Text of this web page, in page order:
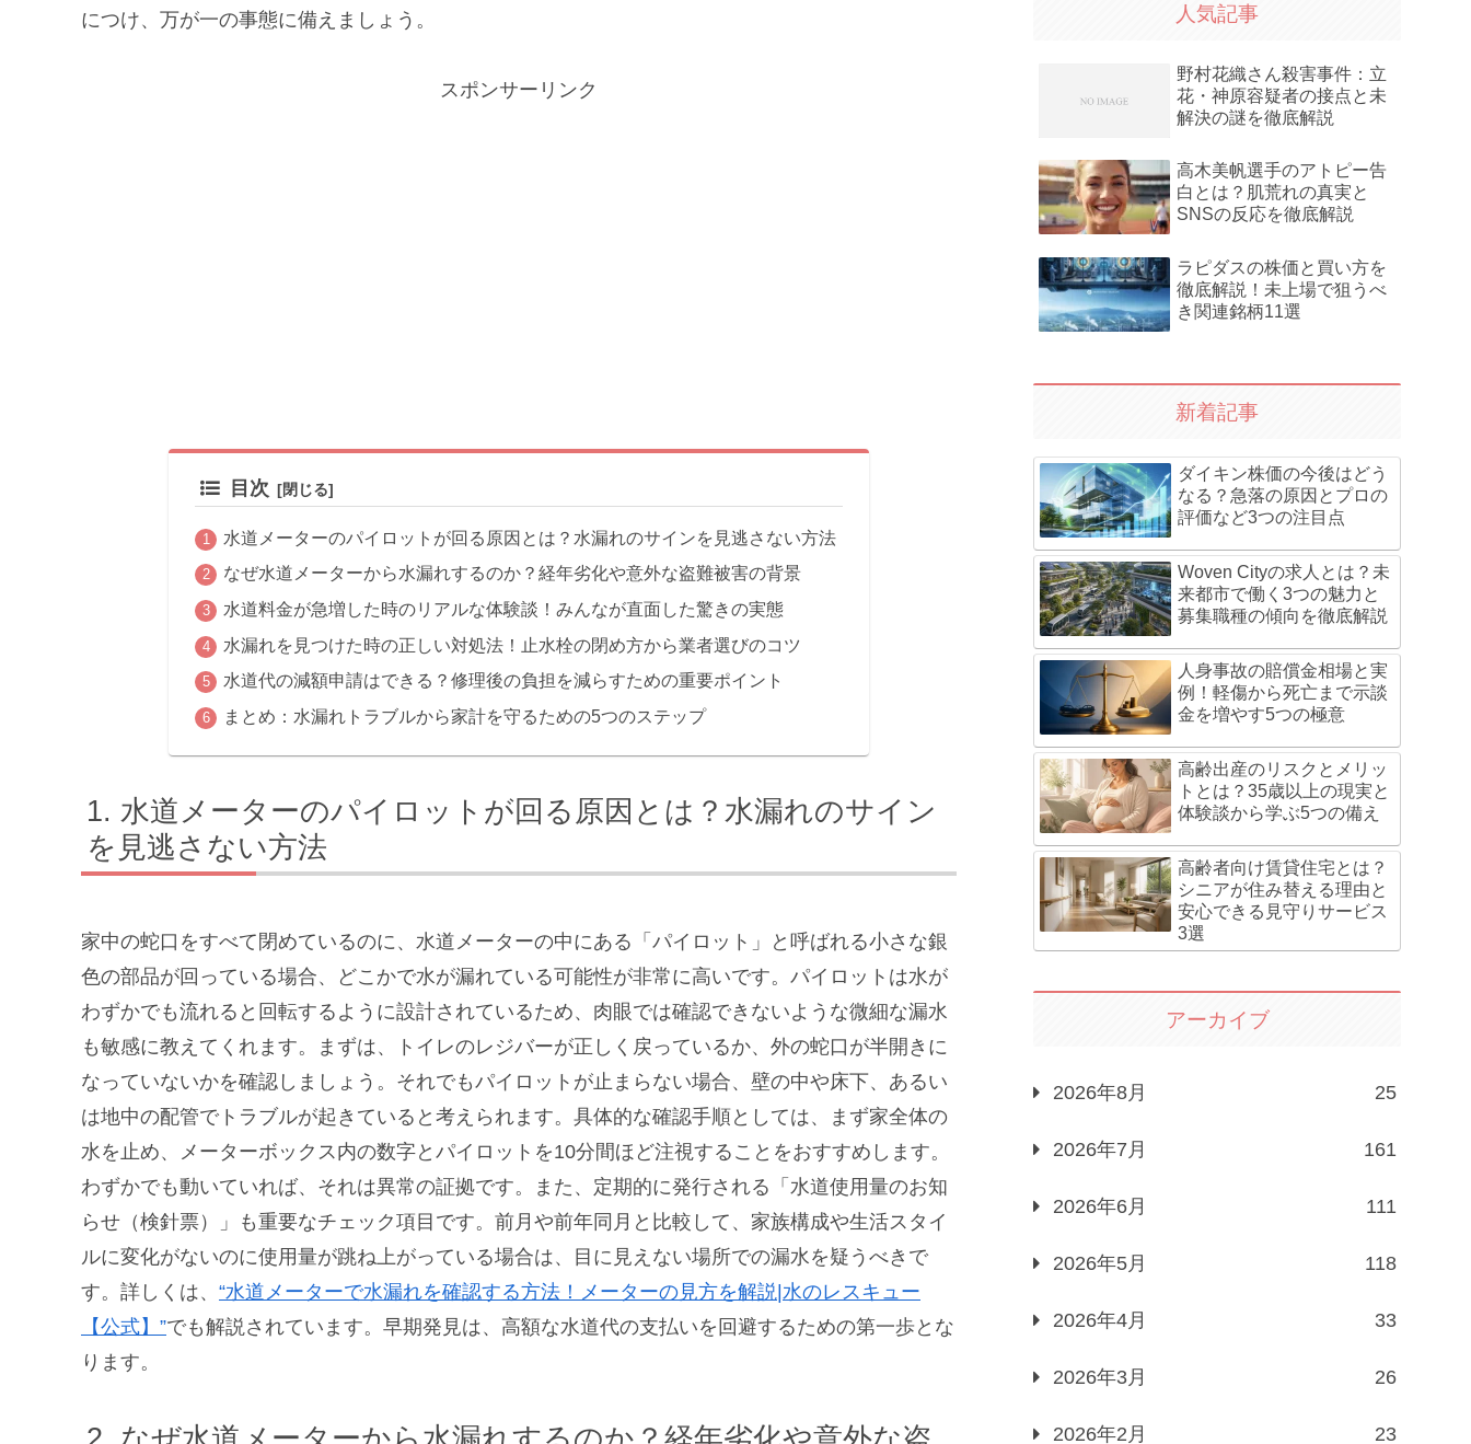
につけ、万が一の事態に備えましょう。
スポンサーリンク
目次
水道メーターのパイロットが回る原因とは？水漏れのサインを見逃さない方法
なぜ水道メーターから水漏れするのか？経年劣化や意外な盗難被害の背景
水道料金が急増した時のリアルな体験談！みんなが直面した驚きの実態
水漏れを見つけた時の正しい対処法！止水栓の閉め方から業者選びのコツ
水道代の減額申請はできる？修理後の負担を減らすための重要ポイント
まとめ：水漏れトラブルから家計を守るための5つのステップ
水道メーターのパイロットが回る原因とは？水漏れのサイン
を見逃さない方法
家中の蛇口をすべて閉めているのに、水道メーターの中にある「パイロット」と呼ばれる小さな銀
色の部品が回っている場合、どこかで水が漏れている可能性が非常に高いです。パイロットは水が
わずかでも流れると回転するように設計されているため、肉眼では確認できないような微細な漏水
も敏感に教えてくれます。まずは、トイレのレジバーが正しく戻っているか、外の蛇口が半開きに
なっていないかを確認しましょう。それでもパイロットが止まらない場合、壁の中や床下、あるい
は地中の配管でトラブルが起きていると考えられます。具体的な確認手順としては、まず家全体の
水を止め、メーターボックス内の数字とパイロットを10分間ほど注視することをおすすめします。
わずかでも動いていれば、それは異常の証拠です。また、定期的に発行される「水道使用量のお知
らせ（検針票）」も重要なチェック項目です。前月や前年同月と比較して、家族構成や生活スタイ
ルに変化がないのに使用量が跳ね上がっている場合は、目に見えない場所での漏水を疑うべきで
す。詳しくは、 “水道メーターで水漏れを確認する方法！メーターの見方を解説|水のレスキュー
【公式】”でも解説されています。早期発見は、高額な水道代の支払いを回避するための第一歩とな
ります。
人気記事
野村花織さん殺害事件：立
花・神原容疑者の接点と未
解決の謎を徹底解説
高木美帆選手のアトピー告
白とは？肌荒れの真実と
SNSの反応を徹底解説
ラピダスの株価と買い方を
徹底解説！未上場で狙うべ
き関連銘柄11選
新着記事
ダイキン株価の今後はどう
なる？急落の原因とプロの
評価など3つの注目点
Woven Cityの求人とは？未
来都市で働く3つの魅力と
募集職種の傾向を徹底解説
人身事故の賠償金相場と実
例！軽傷から死亡まで示談
金を増やす5つの極意
高齢出産のリスクとメリッ
トとは？35歳以上の現実と
体験談から学ぶ5つの備え
高齢者向け賃貸住宅とは？
シニアが住み替える理由と
安心できる見守りサービス
3選
アーカイブ
2026年8月 25
2026年7月 161
2026年6月 111
2026年5月 118
2026年4月 33
2026年3月 26
2026年2月 23